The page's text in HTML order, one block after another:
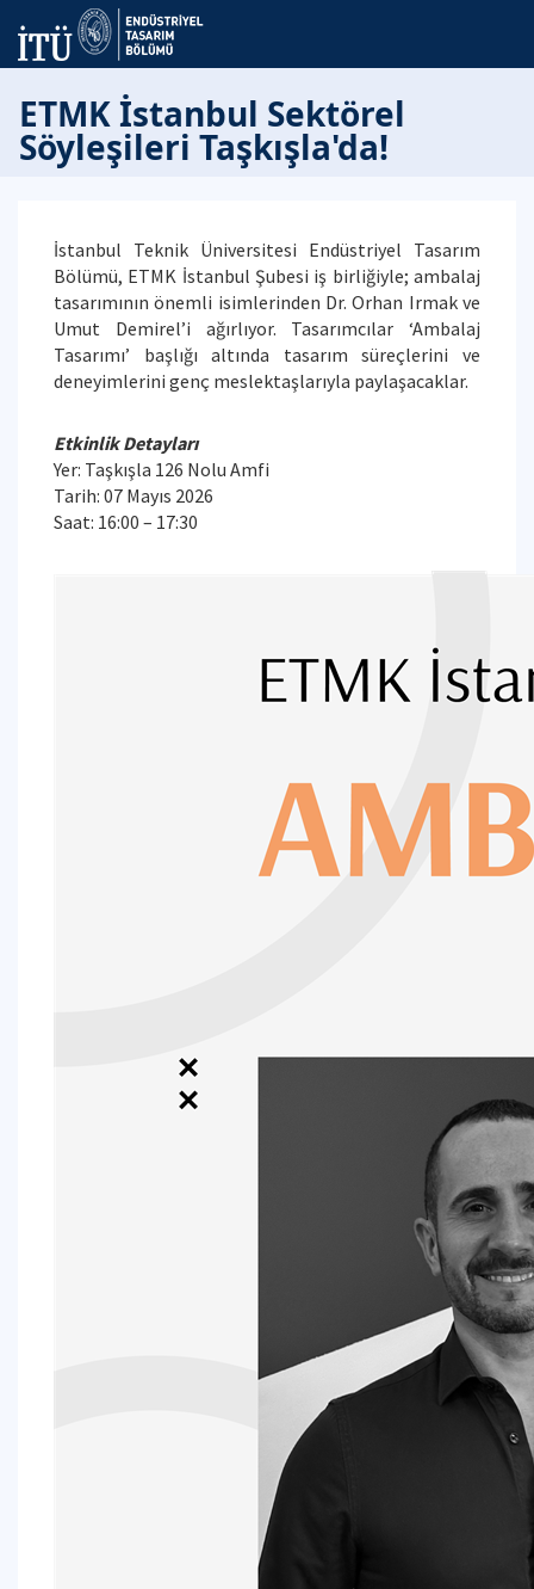
ETMK İstanbul Sektörel
Söyleşileri Taşkışla'da!
İstanbul Teknik Üniversitesi Endüstriyel Tasarım
Bölümü, ETMK İstanbul Şubesi iş birliğiyle; ambalaj
tasarımının önemli isimlerinden Dr. Orhan Irmak ve
Umut Demirel’i ağırlıyor. Tasarımcılar ‘Ambalaj
Tasarımı’ başlığı altında tasarım süreçlerini ve
deneyimlerini genç meslektaşlarıyla paylaşacaklar.
Etkinlik Detayları
Yer: Taşkışla 126 Nolu Amfi
Tarih: 07 Mayıs 2026
Saat: 16:00 – 17:30